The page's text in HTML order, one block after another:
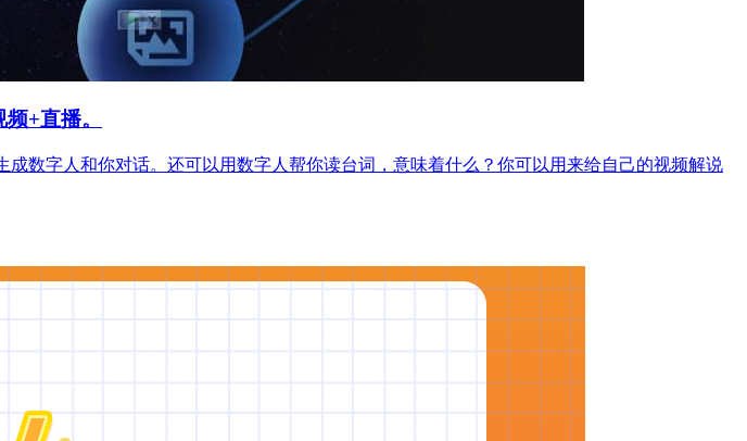
+直播。
数字人和你对话。还可以用数字人帮你读台词，意味着什么？你可以用来给自己的视频解说